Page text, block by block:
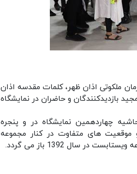
ملکوتی اذان ظهر، کلمات مقدسه اذان
بازدیدکنندگان و حاضران در نمایشگاه
چهاردهمین نمایشگاه در و پنجره
موقعیت های متفاوت در کنار مجموعه
سال 1392 باز می گردد.